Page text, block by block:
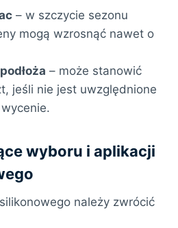
– w szczycie sezonu
mogą wzrosnąć nawet o
– może stanowić
jeśli nie jest uwzględnione
wyboru i aplikacji
należy zwrócić